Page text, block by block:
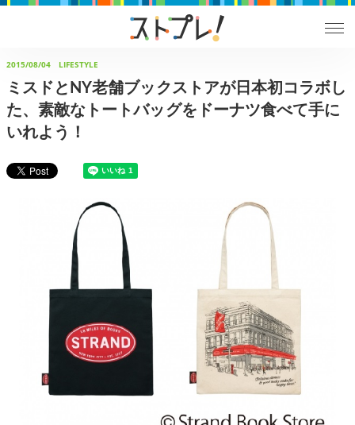
2015/08/04 LIFESTYLE
ミスドとNY老舗ブックストアが日本初コラボし
た、素敵なトートバッグをドーナツ食べて手に
いれよう！